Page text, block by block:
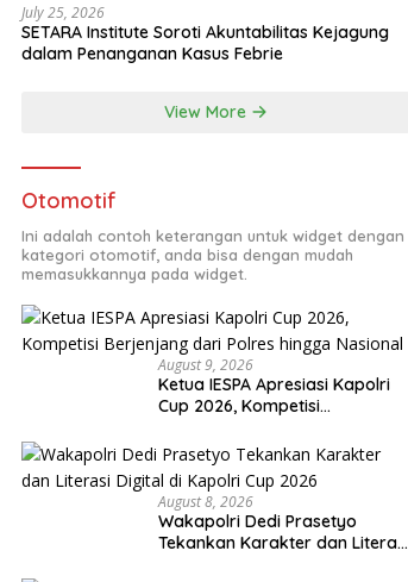
July 25, 2026
SETARA Institute Soroti Akuntabilitas Kejagung
dalam Penanganan Kasus Febrie
View More
Otomotif
Ini adalah contoh keterangan untuk widget dengan
kategori otomotif, anda bisa dengan mudah
memasukkannya pada widget.
August 9, 2026
Ketua IESPA Apresiasi Kapolri
Cup 2026, Kompetisi
Nasional
August 8, 2026
Wakapolri Dedi Prasetyo
Tekankan Karakter dan Literasi